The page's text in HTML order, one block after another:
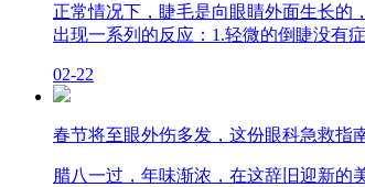
正常情况下，睫毛是向眼睛外面生长的
出现一系列的反应：1.轻微的倒睫没有
02-22
春节将至眼外伤多发，这份眼科急救指
腊八一过，年味渐浓，在这辞旧迎新